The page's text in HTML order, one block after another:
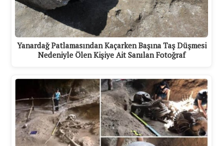
Yanardağ Patlamasından Kaçarken Başına Taş Düşmesi
Nedeniyle Ölen Kişiye Ait Sanılan Fotoğraf